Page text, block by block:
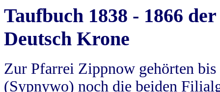
Taufbuch 1838 - 1866
Deutsch Krone
Zur Pfarrei Zippnow gehörten
(Sypnywo) noch die beiden